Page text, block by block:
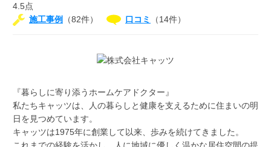
4.5点
施工事例
（82件） 口コミ （14件）
『暮らしに寄り添うホームケアドクター』
私たちキャッツは、人の暮らしと健康を支えるために住まいの明
日を見つめています。
キャッツは1975年に創業して以来、歩みを続けてきました。